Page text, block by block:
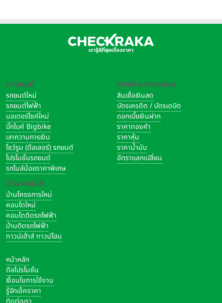
ยานยนต์
รถยนต์ใหม่
รถยนต์ไฟฟ้า
มอเตอร์ไซค์ใหม่
บิ๊กไบค์ Bigbike
บทความการเงิน
โชว์รูม (ดีลเลอร์) รถยนต์
โปรโมชั่นรถยนต์
รถไมล์น้อยราคาพิเศษ
บ้าน-คอนโด
บ้านโครงการใหม่
คอนโดใหม่
คอนโดติดรถไฟฟ้า
บ้านติดรถไฟฟ้า
ทาวน์เฮ้าส์ ทาวน์โฮม
การเงิน-การลงทุน
สินเชื่อเงินสด
บัตรเครดิต / บัตรเดบิต
ดอกเบี้ยเงินฝาก
ราคาทองคำ
ราคาหุ้น
ราคาน้ำมัน
อัตราแลกเปลี่ยน
หน้าหลัก
ดีลโปรโมชั่น
เงื่อนไขการใช้งาน
รู้จักเช็คราคา